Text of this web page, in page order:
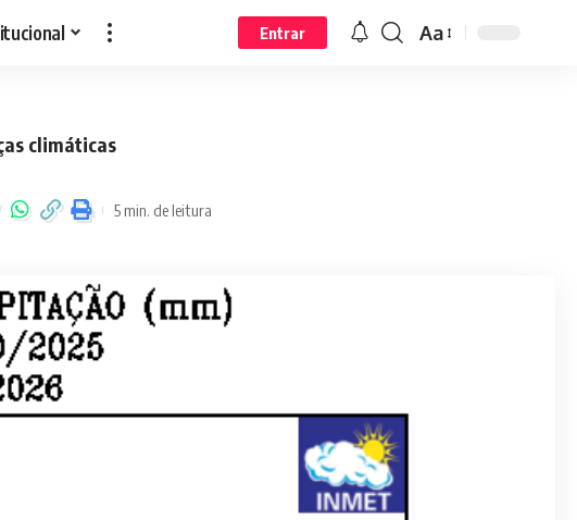
Entrar Aa
climáticas
5 min. de leitura